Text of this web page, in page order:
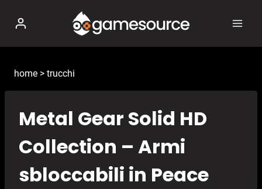
contenuto
home > trucchi
Metal Gear Solid HD
Collection – Armi
sbloccabili in Peace